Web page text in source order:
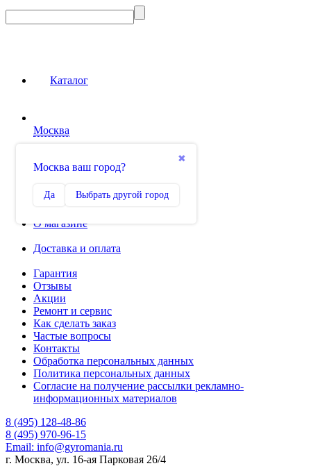
Каталог
Москва
✖
Москва ваш город?
Да Выбрать другой город
0
Избранное
О магазине
Доставка и оплата
Гарантия
Отзывы
Акции
Ремонт и сервис
Как сделать заказ
Частые вопросы
Контакты
Обработка персональных данных
Политика персональных данных
Согласие на получение рассылки рекламно-
информационных материалов
8 (495) 128-48-86
8 (495) 970-96-15
Email: info@gyromania.ru
г. Москва, ул. 16-ая Парковая 26/4